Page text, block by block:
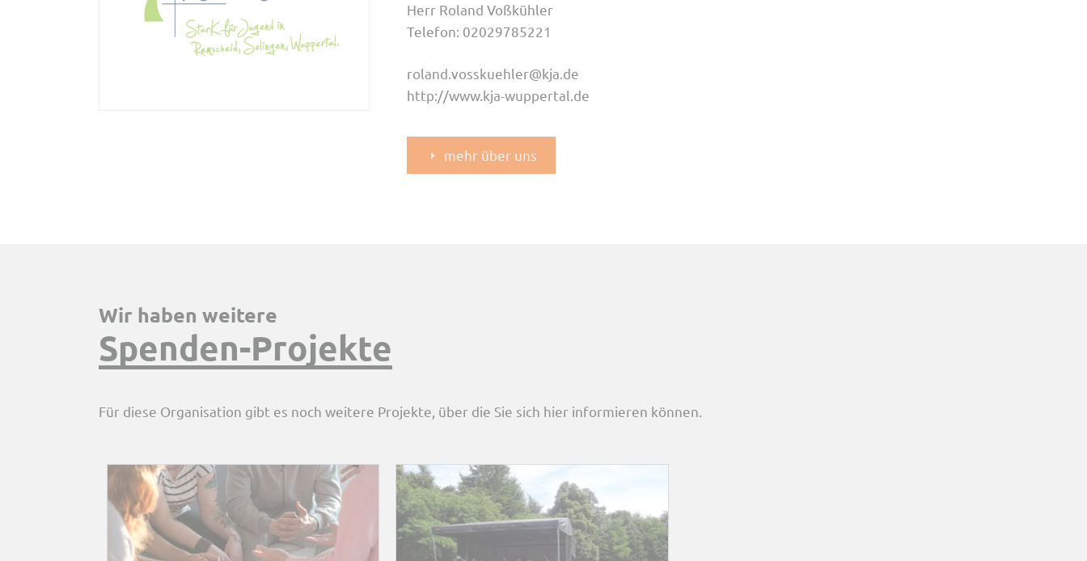
Herr Roland Voßkühler
Telefon: 02029785221
roland.vosskuehler@kja.de
http://www.kja-wuppertal.de
mehr über uns
Wir haben weitere
Spenden-Projekte
Für diese Organisation gibt es noch weitere Projekte, über die Sie sich hier informieren können.